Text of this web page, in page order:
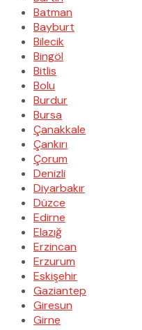
Batman
Bayburt
Bilecik
Bingöl
Bitlis
Bolu
Burdur
Bursa
Çanakkale
Çankırı
Çorum
Denizli
Diyarbakır
Düzce
Edirne
Elazığ
Erzincan
Erzurum
Eskişehir
Gaziantep
Giresun
Girne